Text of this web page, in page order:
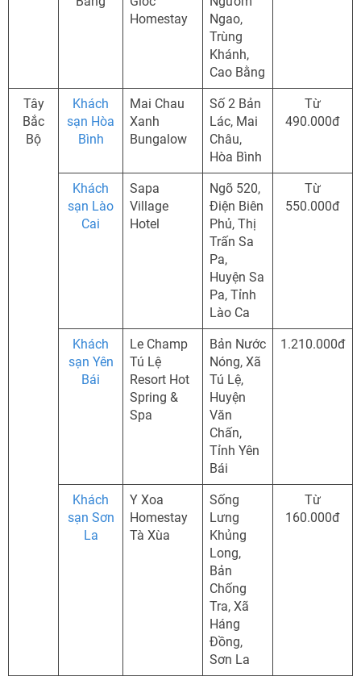
Homestay
Ngao,
Trùng
Khánh,
Cao Bằng
Tây
Bắc
Bộ
Khách
sạn Hòa
Bình
Mai Chau
Xanh
Bungalow
Số 2 Bản
Lác, Mai
Châu,
Hòa Bình
Từ
490.000đ
Khách
sạn Lào
Cai
Sapa
Village
Hotel
Ngõ 520,
Điện Biên
Phủ, Thị
Trấn Sa
Pa,
Huyện Sa
Pa, Tỉnh
Lào Ca
Từ
550.000đ
Khách
sạn Yên
Bái
Le Champ
Tú Lệ
Resort Hot
Spring &
Spa
Bản Nước
Nóng, Xã
Tú Lệ,
Huyện
Văn
Chấn,
Tỉnh Yên
Bái
1.210.000đ
Khách
sạn Sơn
La
Y Xoa
Homestay
Tà Xùa
Sống
Lưng
Khủng
Long,
Bản
Chống
Tra, Xã
Háng
Đồng,
Sơn La
Từ
160.000đ